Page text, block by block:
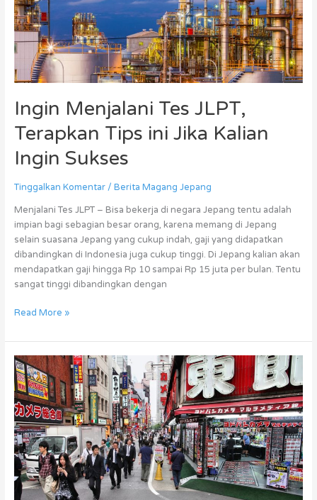
Ingin Menjalani Tes JLPT,
Terapkan Tips ini Jika Kalian
Ingin Sukses
Tinggalkan Komentar / Berita Magang Jepang
Menjalani Tes JLPT – Bisa bekerja di negara Jepang tentu adalah
impian bagi sebagian besar orang, karena memang di Jepang
selain suasana Jepang yang cukup indah, gaji yang didapatkan
dibandingkan di Indonesia juga cukup tinggi. Di Jepang kalian akan
mendapatkan gaji hingga Rp 10 sampai Rp 15 juta per bulan. Tentu
sangat tinggi dibandingkan dengan
ini
Jika
Kalian
Ingin
Sukses
Read More »
Kenshusei
Adalah
Sebuah
Keseriusan
Untuk
Bisa
Kerja
ke
Jepang